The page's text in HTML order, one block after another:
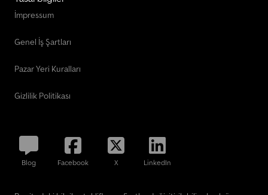
İmpressum
Genel İş Şartları
Pazar Yeri Kuralları
Gizlilik Politikası
Blog Facebook X LinkedIn